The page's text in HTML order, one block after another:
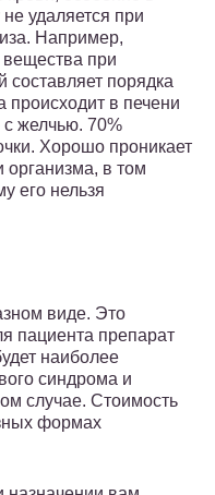
удаляется при
Например,
вещества при
составляет порядка
происходит в печени
с желчью. 70%
Хорошо проникает
организма, в том
его нельзя
виде. Это
пациента препарат
наиболее
синдрома и
случае. Стоимость
формах